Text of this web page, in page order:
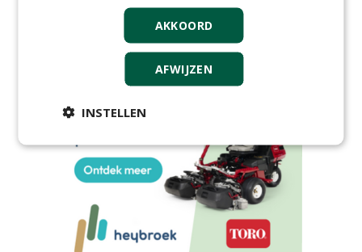
Save the Date: Green Gala op
woensdag 2 december
woensdag 2 december 2026
AKKOORD
AFWIJZEN
INSTELLEN